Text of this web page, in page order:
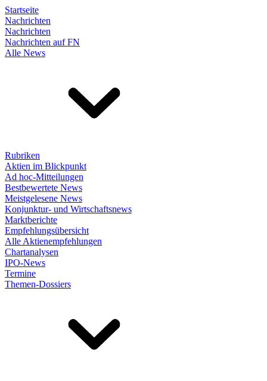
Startseite
Nachrichten
Nachrichten
Nachrichten auf FN
Alle News
Rubriken
Aktien im Blickpunkt
Ad hoc-Mitteilungen
Bestbewertete News
Meistgelesene News
Konjunktur- und Wirtschaftsnews
Marktberichte
Empfehlungsübersicht
Alle Aktienempfehlungen
Chartanalysen
IPO-News
Termine
Themen-Dossiers